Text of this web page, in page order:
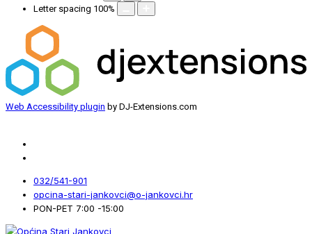
Letter spacing 100%
Web Accessibility plugin by DJ-Extensions.com
032/541-901
opcina-stari-jankovci@o-jankovci.hr
PON-PET 7:00 -15:00